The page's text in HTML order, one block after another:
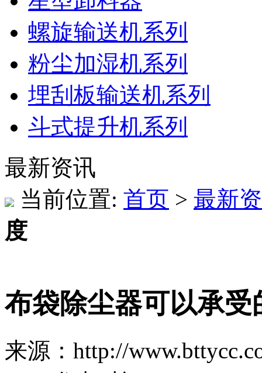
螺旋输送机系列
粉尘加湿机系列
埋刮板输送机系列
斗式提升机系列
最新资讯
当前位置: 首页 > 最新
度
布袋除尘器可以承受
来源：http://